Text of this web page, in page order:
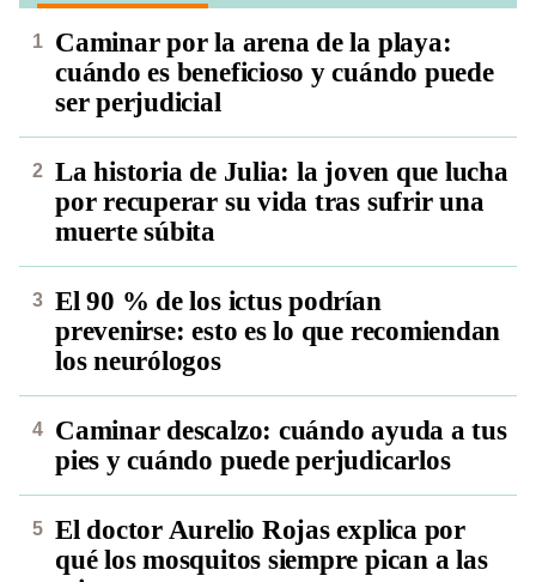
Caminar por la arena de la playa:
cuándo es beneficioso y cuándo puede
ser perjudicial
La historia de Julia: la joven que lucha
por recuperar su vida tras sufrir una
muerte súbita
El 90 % de los ictus podrían
prevenirse: esto es lo que recomiendan
los neurólogos
Caminar descalzo: cuándo ayuda a tus
pies y cuándo puede perjudicarlos
El doctor Aurelio Rojas explica por
qué los mosquitos siempre pican a las